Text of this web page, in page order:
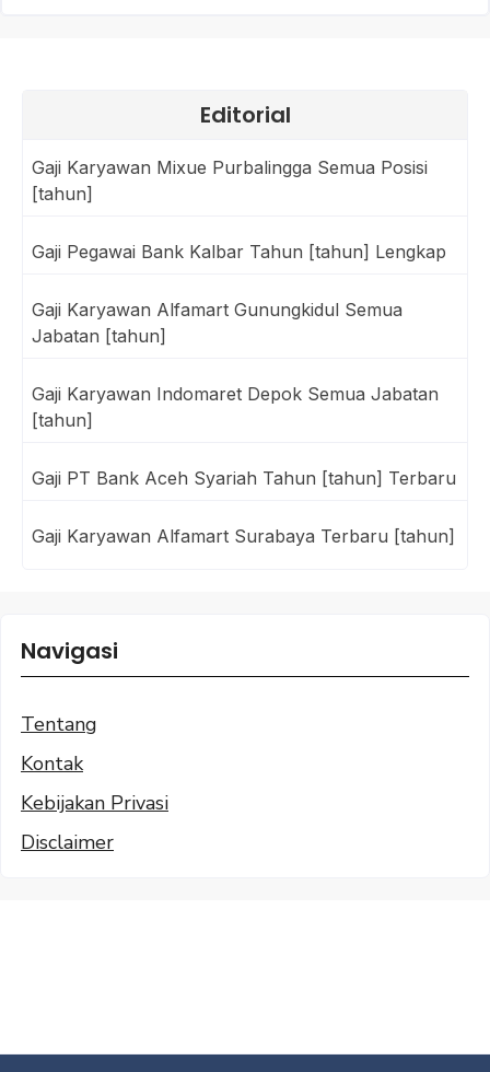
Editorial
Gaji Karyawan Mixue Purbalingga Semua Posisi
[tahun]
Gaji Pegawai Bank Kalbar Tahun [tahun] Lengkap
Gaji Karyawan Alfamart Gunungkidul Semua
Jabatan [tahun]
Gaji Karyawan Indomaret Depok Semua Jabatan
[tahun]
Gaji PT Bank Aceh Syariah Tahun [tahun] Terbaru
Gaji Karyawan Alfamart Surabaya Terbaru [tahun]
Navigasi
Tentang
Kontak
Kebijakan Privasi
Disclaimer